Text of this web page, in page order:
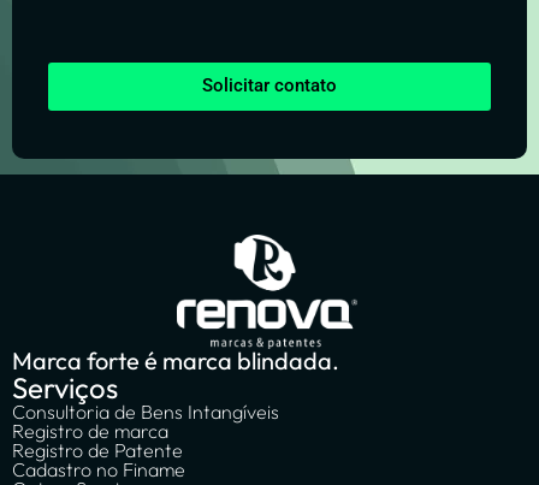
Solicitar contato
Marca forte é marca blindada.
Serviços
Consultoria de Bens Intangíveis
Registro de marca
Registro de Patente
Cadastro no Finame